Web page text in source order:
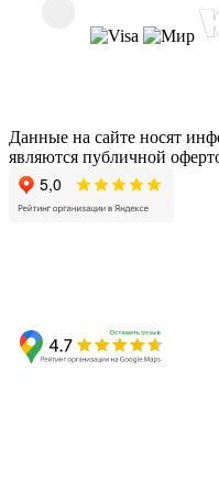
Данные на сайте носят
являются публичной